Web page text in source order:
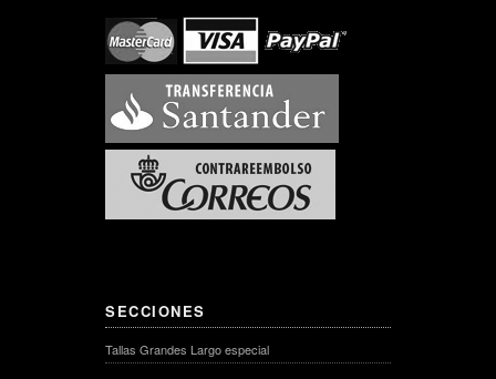
SECCIONES
Tallas Grandes Largo especial